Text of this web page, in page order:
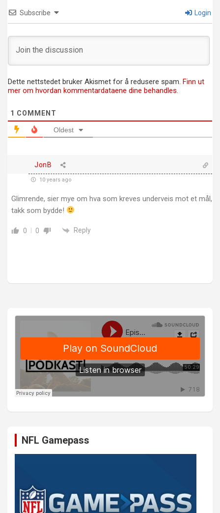
Subscribe Login
Dette nettstedet bruker Akismet for å redusere spam. Finn ut
mer om hvordan kommentardataene dine behandles.
1 COMMENT
Oldest
JonB
10 years ago
Glimrende, sier mye om hva som kreves underveis mot et mål,
takk som bydde!
0 0 Reply
NFL Gamepass